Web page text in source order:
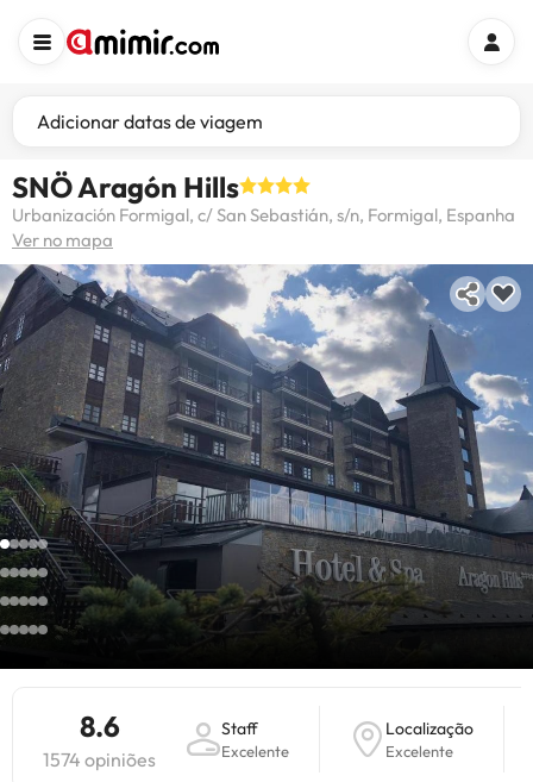
Adicionar datas de viagem
SNÖ Aragón Hills
Urbanización Formigal, c/ San Sebastián, s/n, Formigal, Espanha
Ver no mapa
8.6
1574 opiniões
Staff
Excelente
Localização
Excelente